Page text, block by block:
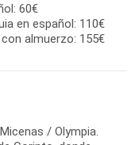
60€
en español: 110€
almuerzo: 155€
/ Olympia.